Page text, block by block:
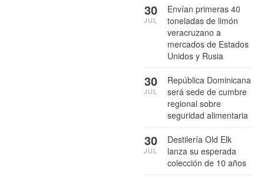
Envían primeras 40
toneladas de limón
veracruzano a
mercados de Estados
Unidos y Rusia
30
JUL
República Dominicana
será sede de cumbre
regional sobre
seguridad alimentaria
30
JUL
Destilería Old Elk
lanza su esperada
colección de 10 años
30
JUL